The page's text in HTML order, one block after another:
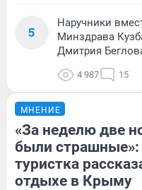
5
Наручники
Минздрава
Дмитрия
4 987 15
МНЕНИЕ
«За неделю две
были страшные»:
туристка
отдыхе в Крыму